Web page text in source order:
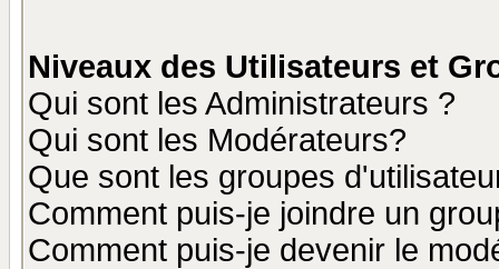
Niveaux des Utilisateurs et
Qui sont les Administrateurs ?
Qui sont les Modérateurs?
Que sont les groupes
Comment puis-je joindre un
Comment puis-je devenir le